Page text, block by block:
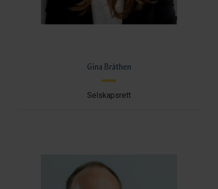
Gina Bråthen
Selskapsrett